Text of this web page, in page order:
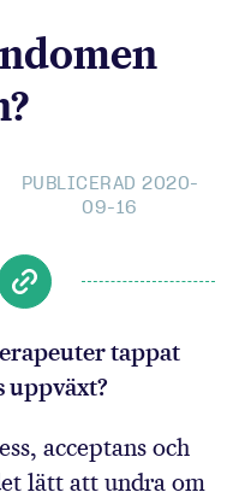
PUBLICERAD 2020-
09-16
tappat
uppväxt?
acceptans och
lätt att undra om